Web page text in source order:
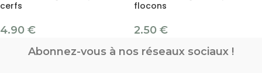
cerfs
4.90 €
flocons
2.50 €
Abonnez-vous à nos réseaux sociaux !